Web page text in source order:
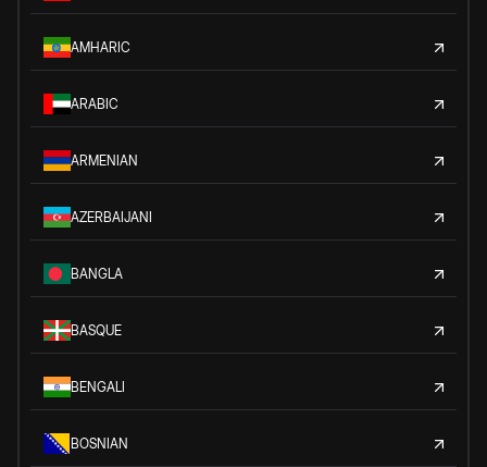
AMHARIC
ARABIC
ARMENIAN
AZERBAIJANI
BANGLA
BASQUE
BENGALI
BOSNIAN